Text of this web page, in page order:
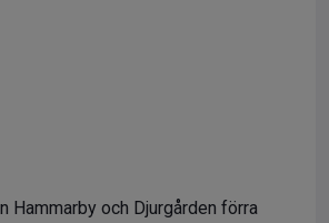
Hammarby och Djurgården förra